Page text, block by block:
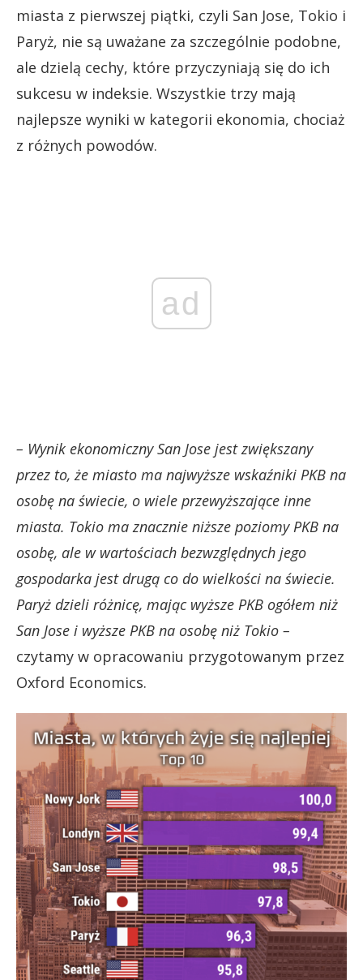
miasta z pierwszej piątki, czyli San Jose, Tokio i
Paryż, nie są uważane za szczególnie podobne,
ale dzielą cechy, które przyczyniają się do ich
sukcesu w indeksie. Wszystkie trzy mają
najlepsze wyniki w kategorii ekonomia, chociaż
z różnych powodów.
ad
– Wynik ekonomiczny San Jose jest zwiększany
przez to, że miasto ma najwyższe wskaźniki PKB na
osobę na świecie, o wiele przewyższające inne
miasta. Tokio ma znacznie niższe poziomy PKB na
osobę, ale w wartościach bezwzględnych jego
gospodarka jest drugą co do wielkości na świecie.
Paryż dzieli różnicę, mając wyższe PKB ogółem niż
San Jose i wyższe PKB na osobę niż Tokio –
czytamy w opracowaniu przygotowanym przez
Oxford Economics.